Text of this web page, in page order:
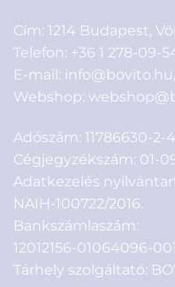
Cím: 1214 Budapest,
Telefon: +36 1 278-09-
E-mail: info@bovito.hu,
Webshop:
Adószám: 11786630-2-
Cégjegyzékszám: 01-
Adatkezelés
NAIH-100722/2016.
Bankszámlaszám:
12012156-01064096-
Tárhely szolgáltató: